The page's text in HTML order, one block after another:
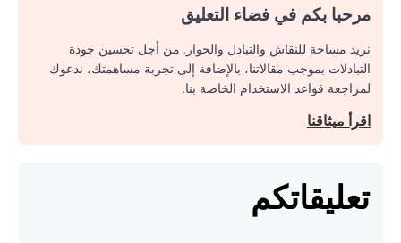
مرحبا بكم في فضاء التعليق
نريد مساحة للنقاش والتبادل والحوار. من أجل تحسين جودة
التبادلات بموجب مقالاتنا، بالإضافة إلى تجربة مساهمتك، ندعوك
لمراجعة قواعد الاستخدام الخاصة بنا.
اقرأ ميثاقنا
تعليقاتكم